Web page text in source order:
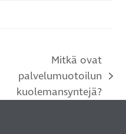
next
post:
Mitkä ovat
palvelumuotoilun
kuolemansyntejä?